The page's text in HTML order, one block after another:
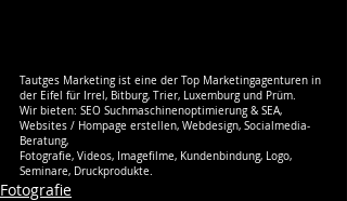
Tautges Marketing ist eine der Top Marketingagenturen in
der Eifel für Irrel, Bitburg, Trier, Luxemburg und Prüm.
Wir bieten: SEO Suchmaschinenoptimierung & SEA,
Websites / Hompage erstellen, Webdesign, Socialmedia-
Beratung,
Fotografie, Videos, Imagefilme, Kundenbindung, Logo,
Seminare, Druckprodukte.
Fotografie